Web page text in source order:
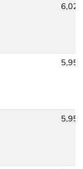
6,02
5,95
5,95